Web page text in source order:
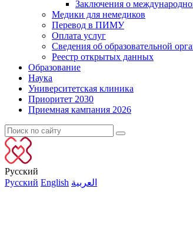
Заключения о
Медики для немедиков
Перевод в ПИМУ
Оплата услуг
Сведения об образовательной
Реестр открытых данных
Образование
Наука
Университетская клиника
Приоритет 2030
Приемная кампания 2026
Русский
Русский English العربية